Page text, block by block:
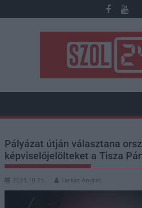
to
Pályázat útján választana
képviselőjelölteket a Tisza
2024.10.25. Farkas András